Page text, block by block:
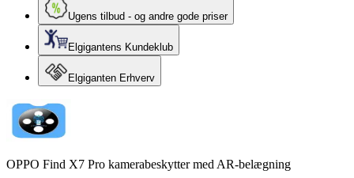
Ugens tilbud - og andre gode priser
Elgigantens Kundeklub
Elgiganten Erhverv
OPPO Find X7 Pro kamerabeskytter med AR-belægning